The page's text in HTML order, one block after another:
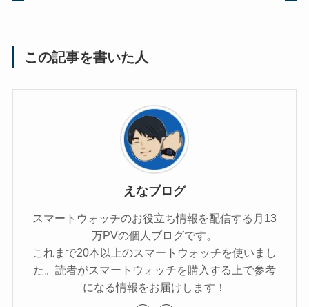
この記事を書いた人
えなブログ
スマートウォッチのお役立ち情報を配信する月13
万PVの個人ブログです。
これまで20本以上のスマートウォッチを使いまし
た。読者がスマートウォッチを購入する上で参考
になる情報をお届けします！